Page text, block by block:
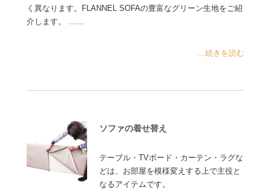
く異なります。FLANNEL SOFAの豊富なグリーン生地をご紹
介します。 ……
...続きを読む
ソファの着せ替え
テーブル・TVボード・カーテン・ラグな
どは、お部屋を模様変えする上で主役と
なるアイテムです。